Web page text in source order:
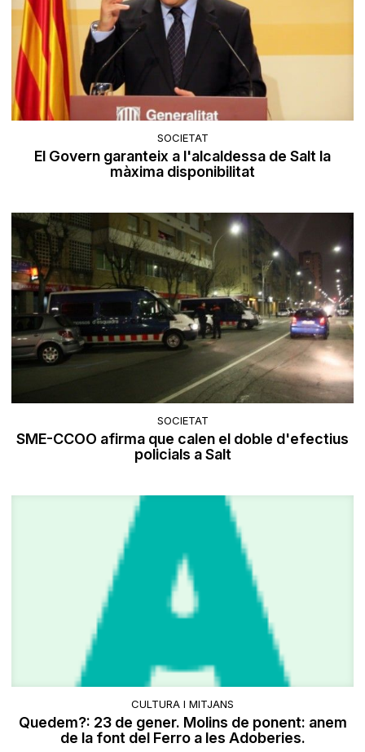
SOCIETAT
El Govern garanteix a l'alcaldessa de Salt la
màxima disponibilitat
SOCIETAT
SME-CCOO afirma que calen el doble d'efectius
policials a Salt
CULTURA I MITJANS
Quedem?: 23 de gener. Molins de ponent: anem
de la font del Ferro a les Adoberies.